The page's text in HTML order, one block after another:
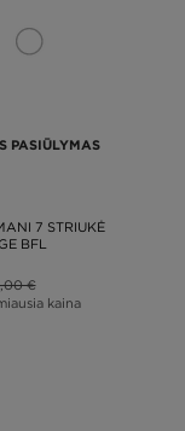
PASIŪLYMAS
7 STRIUKĖ
BFL
€
kaina